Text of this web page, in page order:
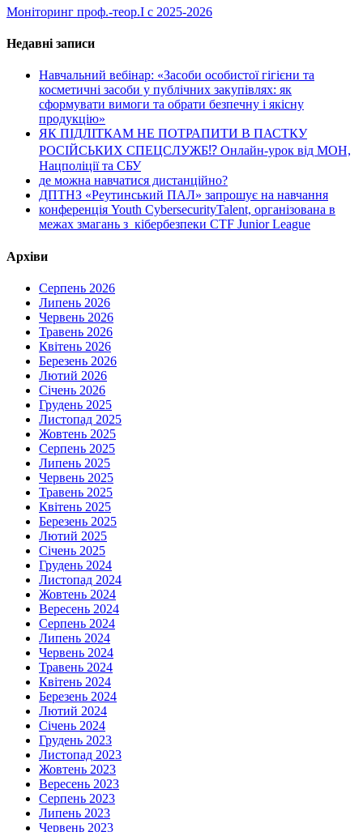
Моніторинг проф.-теор.І с 2025-2026
Недавні записи
Навчальний вебінар: «Засоби особистої гігієни та
косметичні засоби у публічних закупівлях: як
сформувати вимоги та обрати безпечну і якісну
продукцію»
ЯК ПІДЛІТКАМ НЕ ПОТРАПИТИ В ПАСТКУ
РОСІЙСЬКИХ СПЕЦСЛУЖБ⁉️ Онлайн-урок від МОН,
Нацполіції та СБУ
де можна навчатися дистанційно?
ДПТНЗ «Реутинський ПАЛ» запрошує на навчання
конференція Youth CybersecurityTalent, організована в
межах змагань з кібербезпеки CTF Junior League
Архіви
Серпень 2026
Липень 2026
Червень 2026
Травень 2026
Квітень 2026
Березень 2026
Лютий 2026
Січень 2026
Грудень 2025
Листопад 2025
Жовтень 2025
Серпень 2025
Липень 2025
Червень 2025
Травень 2025
Квітень 2025
Березень 2025
Лютий 2025
Січень 2025
Грудень 2024
Листопад 2024
Жовтень 2024
Вересень 2024
Серпень 2024
Липень 2024
Червень 2024
Травень 2024
Квітень 2024
Березень 2024
Лютий 2024
Січень 2024
Грудень 2023
Листопад 2023
Жовтень 2023
Вересень 2023
Серпень 2023
Липень 2023
Червень 2023